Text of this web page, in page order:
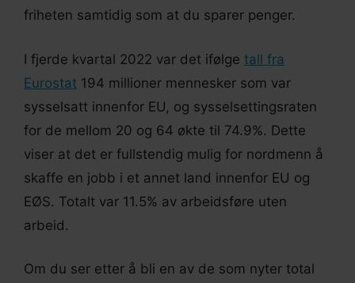
friheten samtidig som at du sparer penger.
I fjerde kvartal 2022 var det ifølge tall fra
Eurostat 194 millioner mennesker som var
sysselsatt innenfor EU, og sysselsettingsraten
for de mellom 20 og 64 økte til 74.9%. Dette
viser at det er fullstendig mulig for nordmenn å
skaffe en jobb i et annet land innenfor EU og
EØS. Totalt var 11.5% av arbeidsføre uten
arbeid.
Om du ser etter å bli en av de som nyter total